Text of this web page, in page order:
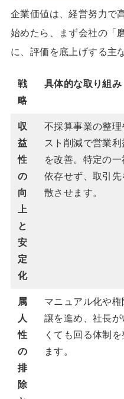
企業価値は、経営努力で
始めたら、まず会社の「
に、評価を底上げする主
戦
略
具体的な取り組み
収
益
性
の
向
上
と
安
定
化
不採算事業の整理
スト削減で営業利
を改善。特定の一
依存せず、取引先
散させます。
属
人
性
の
排
除
マニュアル化や権
譲を進め、社長が
くても回る体制を
ます。